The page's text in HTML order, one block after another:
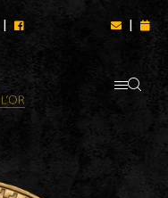
| |